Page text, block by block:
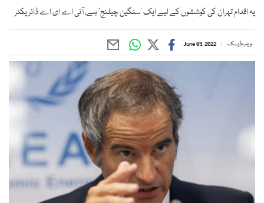
یہ اقدام تہران کی کوششوں کے لیے ایک ’سنگین چیلنج‘ ہے، آئی اے ای اے ڈائریکٹر
ویب ڈیسک June 09, 2022